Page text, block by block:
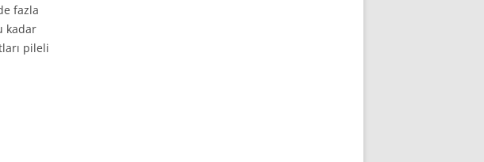
fazla
kadar
pileli